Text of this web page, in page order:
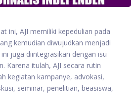
ini, AJI memiliki kepedulian pada
kemudian diwujudkan menjadi
juga diintegrasikan dengan isu
Karena itulah, AJI secara rutin
kegiatan kampanye, advokasi,
seminar, penelitian, beasiswa,